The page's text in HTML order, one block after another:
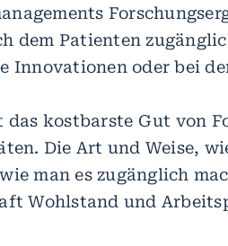
dem Patienten
Innovationen oder bei
das kostbarste Gut von
Die Art und Weise,
man es zugänglich
Wohlstand und